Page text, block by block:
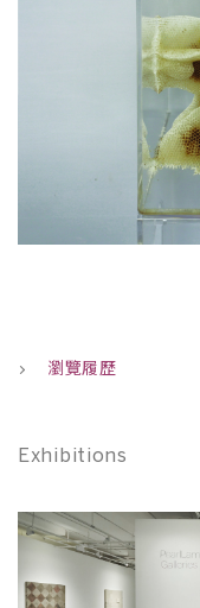
瀏覽履歷
Exhibitions